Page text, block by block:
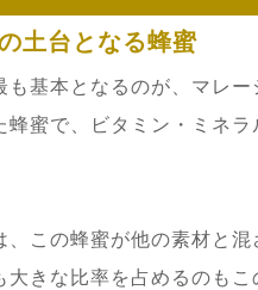
土台となる蜂蜜
も基本となるのが、マレ
蜂蜜で、ビタミン・ミネ
、この蜂蜜が他の素材と
大きな比率を占めるのもこ